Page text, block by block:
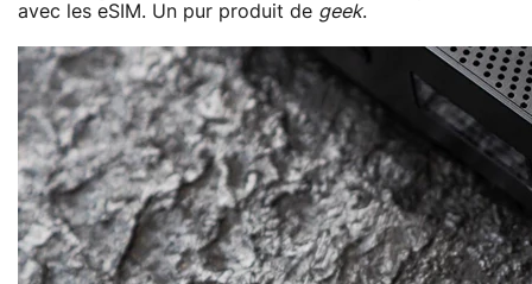
avec les eSIM. Un pur produit de geek.